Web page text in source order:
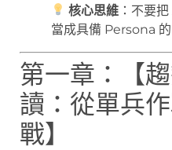
核心思維 ：不要
當成具備 Persona
第一章：【
讀：從單兵
戰】